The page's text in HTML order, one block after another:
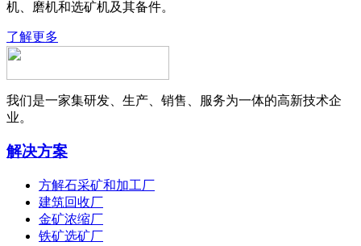
机、磨机和选矿机及其备件。
了解更多
我们是一家集研发、生产、销售、服务为一体的高新技术企
业。
解决方案
方解石采矿和加工厂
建筑回收厂
金矿浓缩厂
铁矿选矿厂